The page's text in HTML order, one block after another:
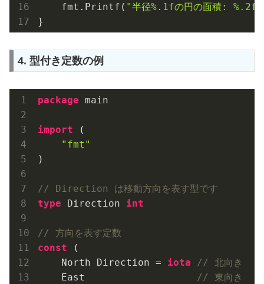
    fmt.Printf(
"半径%.1fの円の面積:
4. 型付き定数の例
package main
import (
"fmt"
)
// Direction は移動方向を表す型です
type Direction int
// 方向を表す定数
const (
    North Direction =
iota
// 北向き
    East
// 東向き